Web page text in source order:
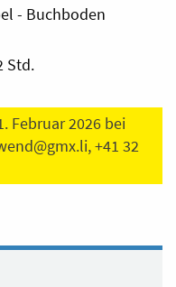
- Buchboden
Std.
Februar 2026 bei
, +41 32